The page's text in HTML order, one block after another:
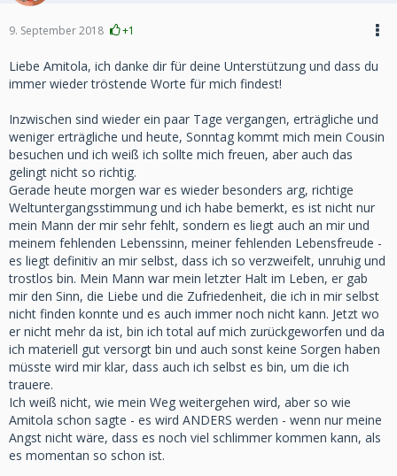
9. September 2018 +1
Liebe Amitola, ich danke dir für deine Unterstützung und dass du
immer wieder tröstende Worte für mich findest!
Inzwischen sind wieder ein paar Tage vergangen, erträgliche und
weniger erträgliche und heute, Sonntag kommt mich mein Cousin
besuchen und ich weiß ich sollte mich freuen, aber auch das
gelingt nicht so richtig.
Gerade heute morgen war es wieder besonders arg, richtige
Weltuntergangsstimmung und ich habe bemerkt, es ist nicht nur
mein Mann der mir sehr fehlt, sondern es liegt auch an mir und
meinem fehlenden Lebenssinn, meiner fehlenden Lebensfreude -
es liegt definitiv an mir selbst, dass ich so verzweifelt, unruhig und
trostlos bin. Mein Mann war mein letzter Halt im Leben, er gab
mir den Sinn, die Liebe und die Zufriedenheit, die ich in mir selbst
nicht finden konnte und es auch immer noch nicht kann. Jetzt wo
er nicht mehr da ist, bin ich total auf mich zurückgeworfen und da
ich materiell gut versorgt bin und auch sonst keine Sorgen haben
müsste wird mir klar, dass auch ich selbst es bin, um die ich
trauere.
Ich weiß nicht, wie mein Weg weitergehen wird, aber so wie
Amitola schon sagte - es wird ANDERS werden - wenn nur meine
Angst nicht wäre, dass es noch viel schlimmer kommen kann, als
es momentan so schon ist.